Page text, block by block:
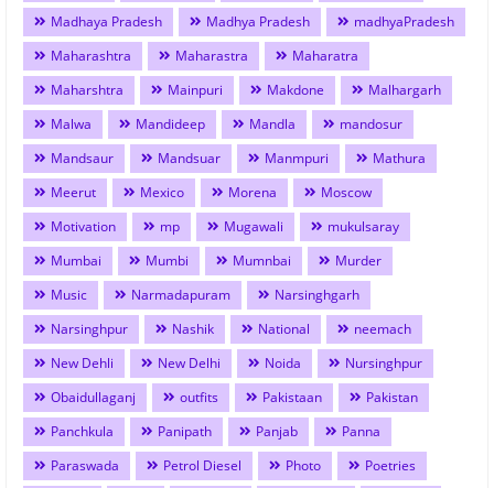
Madhaya Pradesh
Madhya Pradesh
madhyaPradesh
Maharashtra
Maharastra
Maharatra
Maharshtra
Mainpuri Makdone
Malhargarh
Malwa
Mandideep Mandla
mandosur
Mandsaur
Mandsuar Manmpuri
Mathura
Meerut
Mexico Morena
Moscow
Motivation
mp Mugawali
mukulsaray
Mumbai
Mumbi Mumnbai
Murder
Music
Narmadapuram
Narsinghgarh
Narsinghpur
Nashik National
neemach
New Dehli
New Delhi Noida
Nursinghpur
Obaidullaganj
outfits Pakistaan
Pakistan
Panchkula
Panipath Panjab
Panna
Paraswada
Petrol Diesel Photo
Poetries